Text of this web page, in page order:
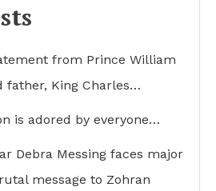
from Prince William
father, King Charles…
is adored by everyone…
Debra Messing faces major
message to Zohran